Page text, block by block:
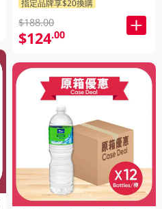
指定品牌享$20換購
$188.00
$124.00